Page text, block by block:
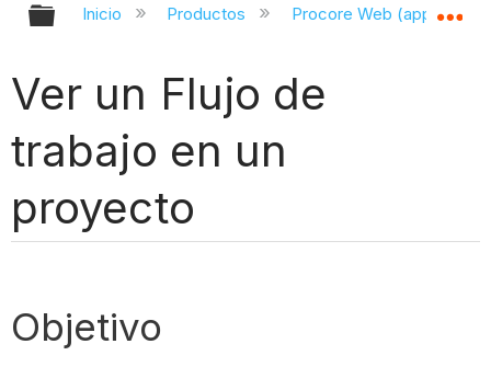
Expandir/contraer jerarquía global
Inicio Productos Procore Web
Ver un Flujo de
trabajo en un
proyecto
Objetivo